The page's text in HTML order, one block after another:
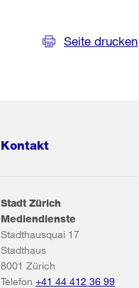
Seite drucken
Kontakt
Stadt Zürich
Mediendienste
Stadthausquai 17
Stadthaus
8001 Zürich
Telefon +41 44 412 36 99